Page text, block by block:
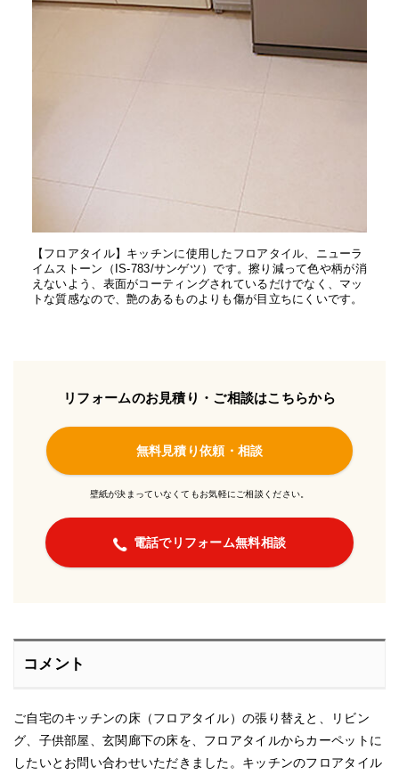
【フロアタイル】キッチンに使用したフロアタイル、ニューラ
イムストーン（IS-783/サンゲツ）です。擦り減って色や柄が消
えないよう、表面がコーティングされているだけでなく、マッ
トな質感なので、艶のあるものよりも傷が目立ちにくいです。
リフォームのお見積り・ご相談はこちらから
無料見積り依頼・相談
壁紙が決まっていなくてもお気軽にご相談ください。
電話でリフォーム無料相談
コメント
ご自宅のキッチンの床（フロアタイル）の張り替えと、リビン
グ、子供部屋、玄関廊下の床を、フロアタイルからカーペットに
したいとお問い合わせいただきました。キッチンのフロアタイル